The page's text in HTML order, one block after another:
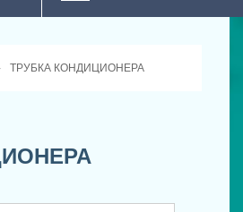
ТРУБКА КОНДИЦИОНЕРА